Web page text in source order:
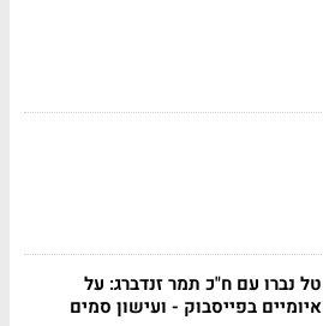
טל נברו עם ח"כ תמר זנדברג: על
איומיים בפייסבוק - ועישון סמים